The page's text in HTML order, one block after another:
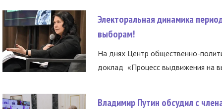
Электоральная динамика
выборам!
На днях Центр общественно-
доклад «Процесс выдвижения на
Владимир Путин обсудил с